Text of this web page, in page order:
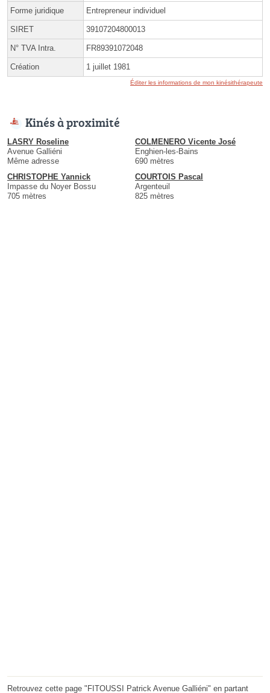
Forme juridique Entrepreneur individuel
SIRET 39107204800013
N° TVA Intra. FR89391072048
Création 1 juillet 1981
Éditer les informations de mon kinésithérapeute
Kinés à proximité
LASRY Roseline
Avenue Galliéni
Même adresse
COLMENERO Vicente José
Enghien-les-Bains
690 mètres
CHRISTOPHE Yannick
Impasse du Noyer Bossu
705 mètres
COURTOIS Pascal
Argenteuil
825 mètres
Retrouvez cette page "FITOUSSI Patrick Avenue Galliéni" en partant